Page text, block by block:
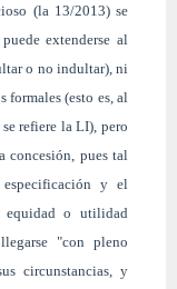
(la 13/2013) se
extenderse al
o no indultar), ni
(esto es, al
refiere la LI), pero
concesión, pues tal
y el
equidad o utilidad
"con pleno
circunstancias, y